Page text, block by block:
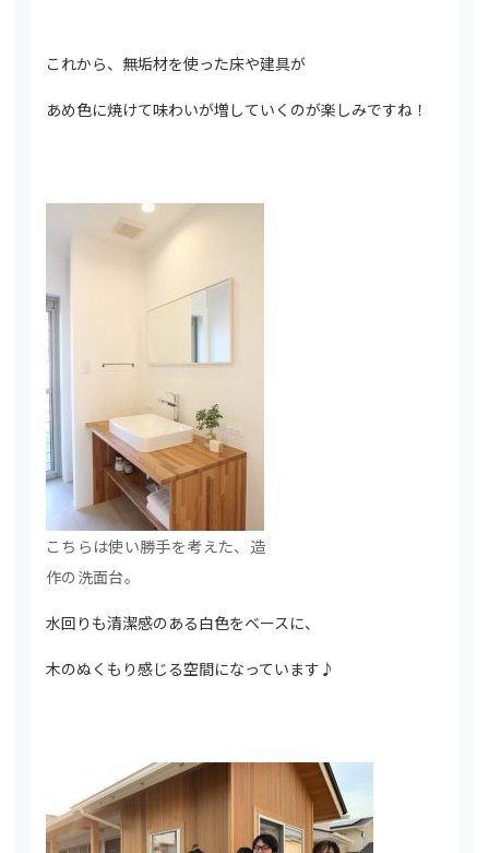
これから、無垢材を使った床や建具が
あめ色に焼けて味わいが増していくのが楽しみですね！
こちらは使い勝手を考えた、造
作の洗面台。
水回りも清潔感のある白色をベースに、
木のぬくもり感じる空間になっています♪